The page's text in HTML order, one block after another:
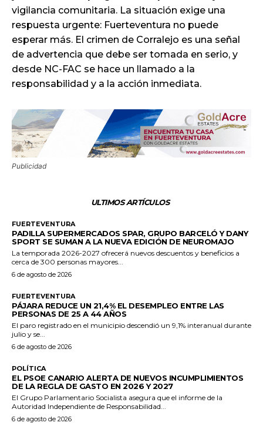
vigilancia comunitaria. La situación exige una
respuesta urgente: Fuerteventura no puede
esperar más. El crimen de Corralejo es una señal
de advertencia que debe ser tomada en serio, y
desde NC-FAC se hace un llamado a la
responsabilidad y a la acción inmediata.
Publicidad
ULTIMOS ARTÍCULOS
FUERTEVENTURA
PADILLA SUPERMERCADOS SPAR, GRUPO BARCELÓ Y DANY
SPORT SE SUMAN A LA NUEVA EDICIÓN DE NEUROMAJO
La temporada 2026-2027 ofrecerá nuevos descuentos y beneficios a
cerca de 300 personas mayores...
6 de agosto de 2026
FUERTEVENTURA
PÁJARA REDUCE UN 21,4% EL DESEMPLEO ENTRE LAS
PERSONAS DE 25 A 44 AÑOS
El paro registrado en el municipio descendió un 9,1% interanual durante
julio y se...
6 de agosto de 2026
POLÍTICA
EL PSOE CANARIO ALERTA DE NUEVOS INCUMPLIMIENTOS
DE LA REGLA DE GASTO EN 2026 Y 2027
El Grupo Parlamentario Socialista asegura que el informe de la
Autoridad Independiente de Responsabilidad...
6 de agosto de 2026